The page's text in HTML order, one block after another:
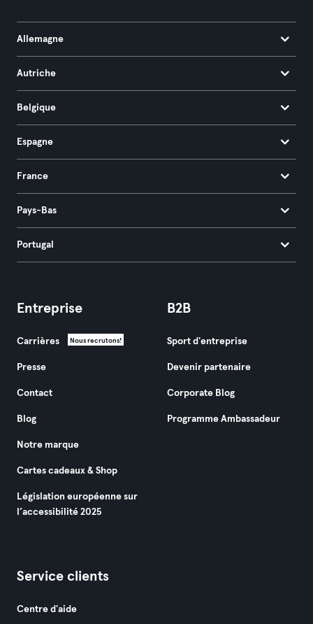
Allemagne
Autriche
Belgique
Espagne
France
Pays-Bas
Portugal
Entreprise
Carrières Nous recrutons!
Presse
Contact
Blog
Notre marque
Cartes cadeaux & Shop
Législation européenne sur
l’accessibilité 2025
B2B
Sport d'entreprise
Devenir partenaire
Corporate Blog
Programme Ambassadeur
Service clients
Centre d'aide